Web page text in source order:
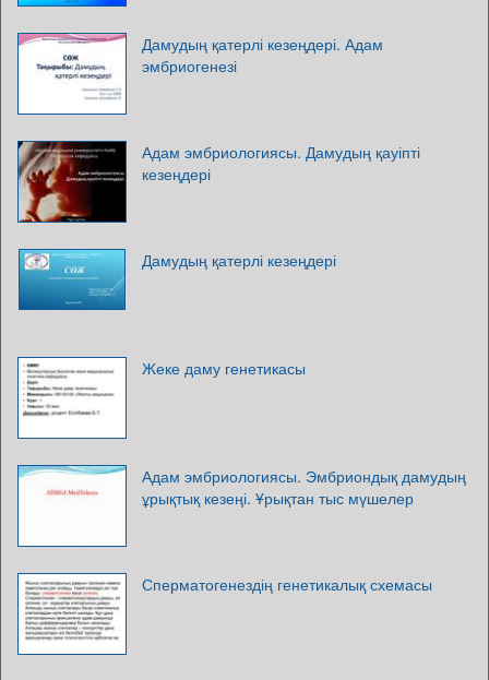
Дамудың қатерлі кезеңдері. Адам
эмбриогенезі
Адам эмбриологиясы. Дамудың қауіпті
кезеңдері
Дамудың қатерлі кезеңдері
Жеке даму генетикасы
Адам эмбриологиясы. Эмбриондық дамудың
ұрықтық кезеңі. Ұрықтан тыс мүшелер
Сперматогенездің генетикалық схемасы